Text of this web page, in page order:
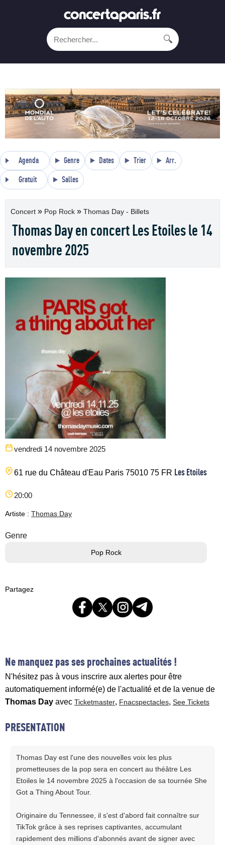
🔍
Agenda Genre Dates Trier Arr.
Gratuit Salles
Concert » Pop Rock » Thomas Day - Billets
Thomas Day en concert Les Etoiles le 14
novembre 2025
vendredi 14 novembre 2025
61 rue du Château d'Eau Paris 75010 75 FR Les Etoiles
20:00
Artiste : Thomas Day
Genre
Pop Rock
Partagez
Ne manquez pas ses prochaines actualités !
N'hésitez pas à vous inscrire aux alertes pour être
automatiquement informé(e) de l'actualité et de la venue de
Thomas Day avec Ticketmaster, Fnacspectacles, See Tickets
PRESENTATION
Thomas Day est l'une des nouvelles voix les plus
prometteuses de la pop sera en concert au théâtre Les
Etoiles le 14 novembre 2025 à l'occasion de sa tournée She
Got a Thing About Tour.
Originaire du Tennessee, il s'est d'abord fait connaître sur
TikTok grâce à ses reprises captivantes, accumulant
rapidement des millions d'abonnés avant de signer avec